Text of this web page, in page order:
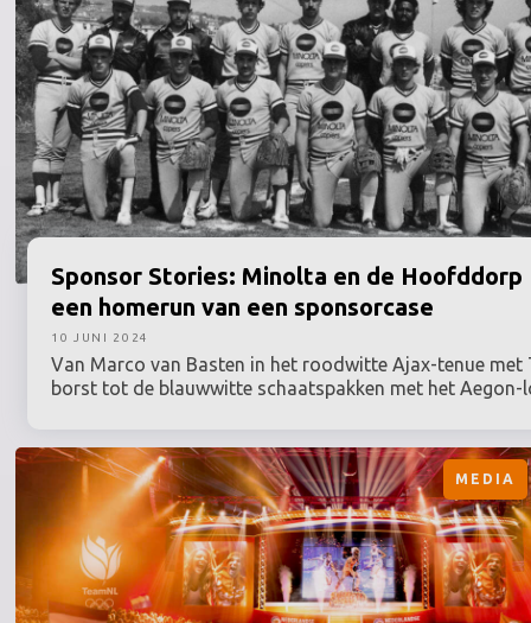
Sponsor Stories: Minolta en de Hoofddorp
een homerun van een sponsorcase
Van Marco van Basten in het roodwitte Ajax-tenue met
borst tot de blauwwitte schaatspakken met het Aegon-
groeit. In het boek de ‘De Sportsponsors Top 100 Aller
hoe vele prachtige sponsordeals tot stand zijn
succes zijn gemaakt, wie de architecten waren en welke
ermee gepaard gingen. Op SPORTNEXT gaan we
de tijd en lichten we één van de cases uit het boek uit.
Minolta en de Hoofddorp Pioniers.
10 JUNI 2024
MEDIA